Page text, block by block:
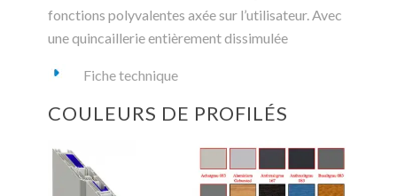
fonctions polyvalentes axée sur l’utilisateur. Avec
une quincaillerie entièrement dissimulée
Fiche technique
COULEURS DE PROFILÉS